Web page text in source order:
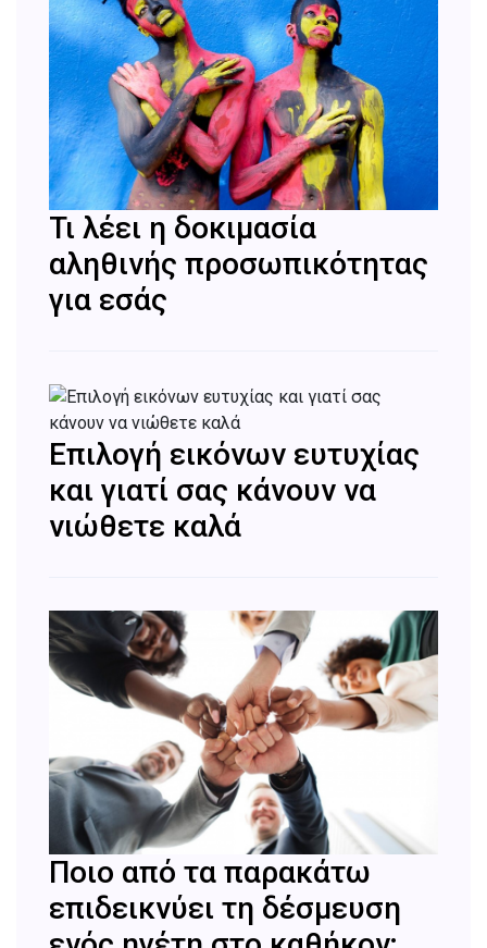
Τι λέει η δοκιμασία
αληθινής προσωπικότητας
για εσάς
Επιλογή εικόνων ευτυχίας
και γιατί σας κάνουν να
νιώθετε καλά
Ποιο από τα παρακάτω
επιδεικνύει τη δέσμευση